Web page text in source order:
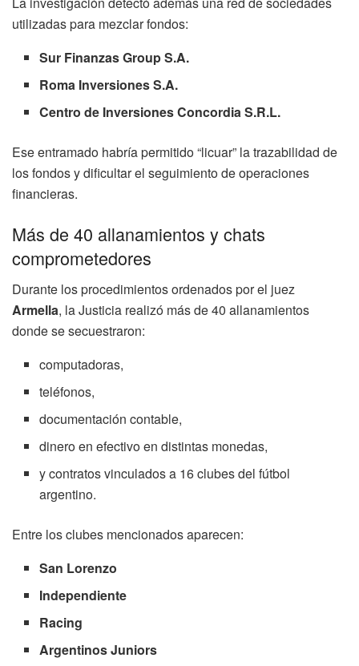
utilizadas para mezclar fondos:
Sur Finanzas Group S.A.
Roma Inversiones S.A.
Centro de Inversiones Concordia S.R.L.
Ese entramado habría permitido “licuar” la trazabilidad de
los fondos y dificultar el seguimiento de operaciones
financieras.
Más de 40 allanamientos y chats
comprometedores
Durante los procedimientos ordenados por el juez
Armella, la Justicia realizó más de 40 allanamientos
donde se secuestraron:
computadoras,
teléfonos,
documentación contable,
dinero en efectivo en distintas monedas,
y contratos vinculados a 16 clubes del fútbol
argentino.
Entre los clubes mencionados aparecen:
San Lorenzo
Independiente
Racing
Argentinos Juniors